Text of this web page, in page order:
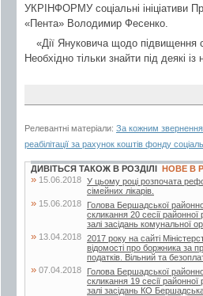
УКРІНФОРМУ соціальні ініціативи
«Пента» Володимир Фесенко.
«Дії Януковича щодо підвищення
Необхідно тільки знайти під деякі
Релевантні матеріали: За кожним
реабілітації за рахунок коштів фонду
ДИВІТЬСЯ ТАКОЖ В РОЗДІЛІ НОВЕ В
» 15.06.2018 У цьому році розпочата
сімейних лікарів.
» 15.06.2018
Голова Бершадської
скликання 20 сесії
залі засідань комунальної
» 13.04.2018 2017 року на сайті
відомості про боржника за
податків. Вільний та
» 07.04.2018
Голова Бершадської
скликання 19 сесії
залі засідань КО